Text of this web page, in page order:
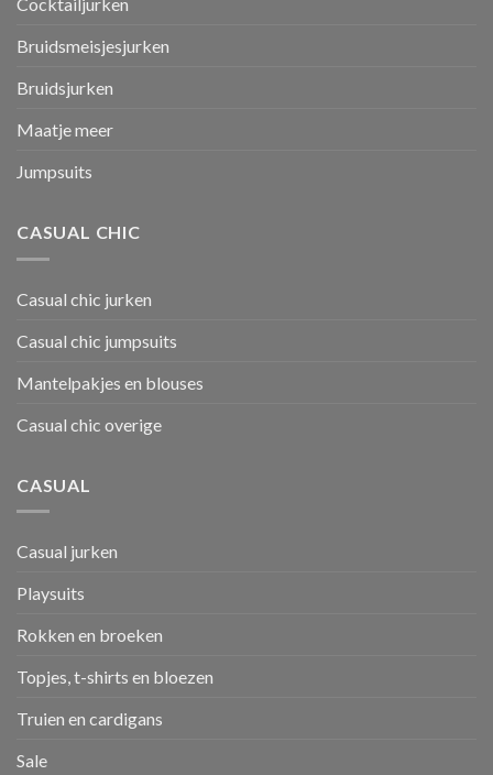
Bruidsmeisjesjurken
Bruidsjurken
Maatje meer
Jumpsuits
CASUAL CHIC
Casual chic jurken
Casual chic jumpsuits
Mantelpakjes en blouses
Casual chic overige
CASUAL
Casual jurken
Playsuits
Rokken en broeken
Topjes, t-shirts en bloezen
Truien en cardigans
Sale